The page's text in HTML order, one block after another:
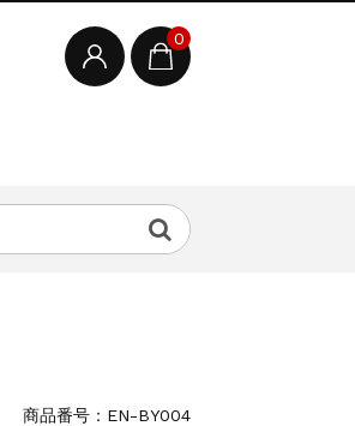
0
商品番号：EN-BY004